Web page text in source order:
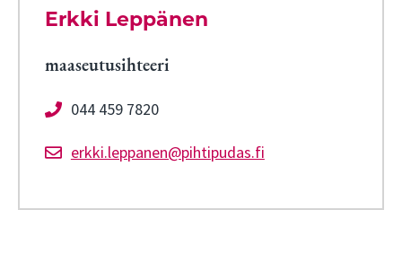
Erkki Leppänen
maaseutusihteeri
044 459 7820
erkki.leppanen@pihtipudas.fi